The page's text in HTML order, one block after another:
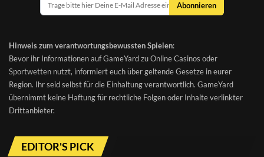
Abonnieren
Hinweis zum verantwortungsbewussten Spielen:
Bevor ihr Informationen auf GameYard zu Online Casinos oder
Sportwetten nutzt, informiert euch über geltende Gesetze in eurer
Region. Ihr seid selbst für die Einhaltung verantwortlich. GameYard
übernimmt keine Haftung für rechtliche Folgen oder Inhalte verlinkter
Drittanbieter.
EDITOR'S PICK